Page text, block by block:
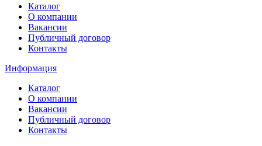
Каталог
О компании
Вакансии
Публичный договор
Контакты
Информация
Каталог
О компании
Вакансии
Публичный договор
Контакты